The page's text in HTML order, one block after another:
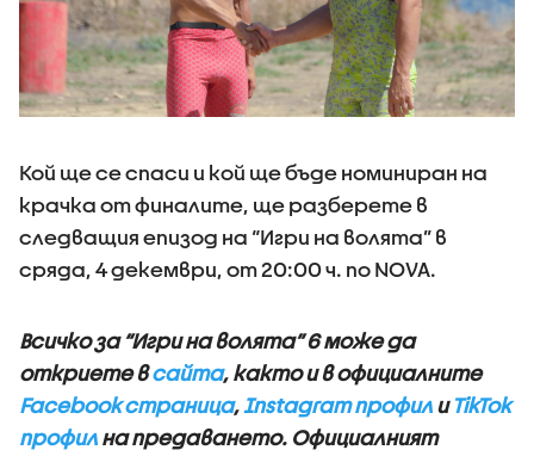
Кой ще се спаси и кой ще бъде номиниран на
крачка от финалите, ще разберете в
следващия епизод на “Игри на волята” в
сряда, 4 декември, от 20:00 ч. по NOVA.
Всичко за “Игри на волята” 6 може да
откриете всайта, както и в официалните
Facebook страница, Instagram профил и TikTok
профил на предаването. Официалният